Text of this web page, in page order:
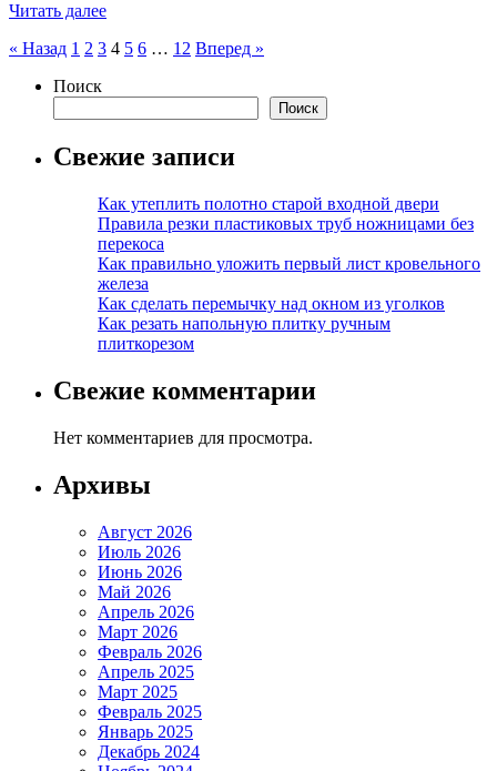
Читать далее
Пагинация
записей
« Назад 1 2 3 4 5 6 … 12 Вперед »
Поиск
Поиск
Свежие записи
Как утеплить полотно старой входной двери
Правила резки пластиковых труб ножницами без
перекоса
Как правильно уложить первый лист кровельного
железа
Как сделать перемычку над окном из уголков
Как резать напольную плитку ручным
плиткорезом
Свежие комментарии
Нет комментариев для просмотра.
Архивы
Август 2026
Июль 2026
Июнь 2026
Май 2026
Апрель 2026
Март 2026
Февраль 2026
Апрель 2025
Март 2025
Февраль 2025
Январь 2025
Декабрь 2024